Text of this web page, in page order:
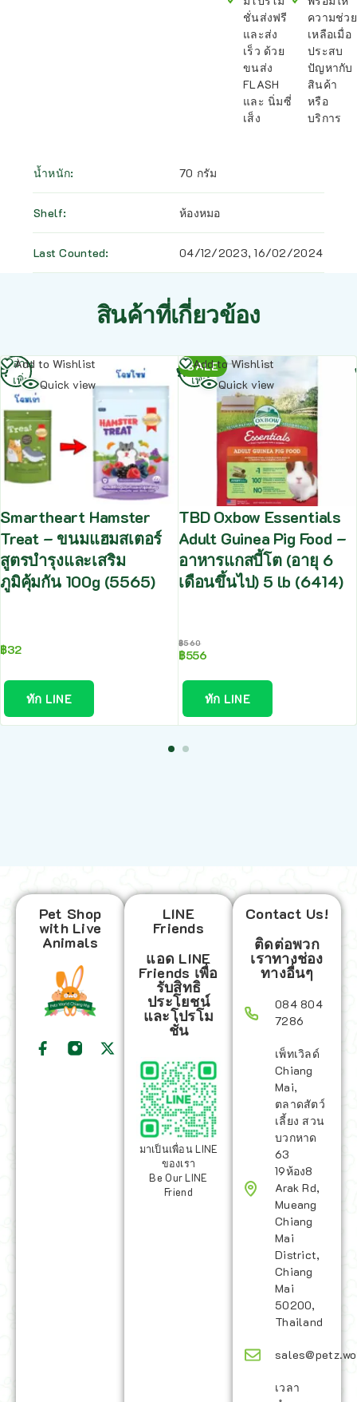
ชั่นส่งฟรี
และส่ง
เร็ว ด้วย
ขนส่ง
FLASH
และ นิ่มซี่
เส็ง
ความช่วย
เหลือเมื่อ
ประสบ
ปัญหากับ
สินค้า
หรือ
บริการ
น้ำหนัก 70 กรัม
Shelf ห้องหมอ
Last Counted 04/12/2023, 16/02/2024
สินค้าที่เกี่ยวข้อง
Add to Wishlist
Quick view
Smartheart Hamster
Treat – ขนมแฮมสเตอร์
สูตรบำรุงและเสริม
ภูมิคุ้มกัน 100g (5565)
฿32
ทัก LINE
อ่าน
เพิ่ม
SALE
Add to Wishlist
Quick view
TBD Oxbow Essentials
Adult Guinea Pig Food –
อาหารแกสบี้โต (อายุ 6
เดือนขึ้นไป) 5 lb (6414)
฿560
฿556
ทัก LINE
อ่าน
เพิ่ม
Pet Shop
with Live
Animals
LINE
Friends
แอด LINE
Friends เพื่อ
รับสิทธิ
ประโยชน์
และโปรโม
ชั่น
มาเป็นเพื่อน LINE
ของเรา
Be Our LINE
Friend
Contact Us!
ติดต่อพวก
เราทางช่อง
ทางอื่นๆ
084 804
7286
เพ็ทเวิลด์
Chiang
Mai,
ตลาดสัตว์
เลี้ยง สวน
บวกหาด
63
19ห้อง8
Arak Rd,
Mueang
Chiang
Mai
District,
Chiang
Mai
50200,
Thailand
เวลา